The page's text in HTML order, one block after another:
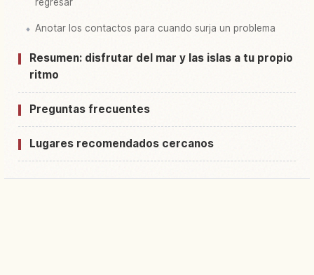
Anotar los contactos para cuando surja un problema
Resumen: disfrutar del mar y las islas a tu propio
ritmo
Preguntas frecuentes
Lugares recomendados cercanos